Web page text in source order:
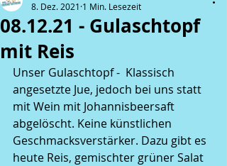
08.12.21 - Gulaschtopf
mit Reis
8. Dez. 2021 1 Min. Lesezeit
Unser Gulaschtopf -  Klassisch
angesetzte Jue, jedoch bei uns statt
mit Wein mit Johannisbeersaft
abgelöscht. Keine künstlichen
Geschmacksverstärker. Dazu gibt es
heute Reis, gemischter grüner Salat